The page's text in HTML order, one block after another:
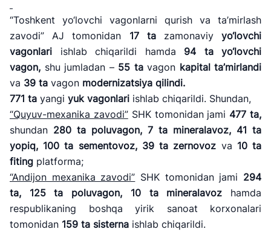
“Toshkent yo‘lovchi vagonlarni qurish va ta’mirlash
zavodi” AJ tomonidan 17 tazamonaviyyo‘lovchi
vagonlari ishlab chiqarildi hamda 94 ta yo‘lovchi
vagon, shu jumladan – 55 tavagon kapital ta’mirlandi
va 39 ta vagon modernizatsiya qilindi.
771 ta yangi yuk vagonlari ishlab chiqarildi. Shundan,
“Quyuv-mexanika zavodi”SHK tomonidan jami 477 ta,
shundan 280 ta poluvagon, 7 ta mineralavoz, 41 ta
yopiq, 100 ta sementovoz, 39ta zernovoz va 10ta
fiting platforma;
“Andijon mexanika zavodi” SHK tomonidan jami 294
ta, 125ta poluvagon, 10ta mineralavoz hamda
respublikaning boshqa yirik sanoat korxonalari
tomonidan 159 ta sisterna ishlab chiqarildi.